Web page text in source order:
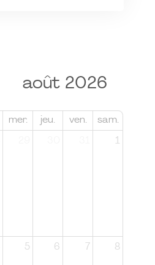
août 2026
mer. jeu. ven. sam.
1
5 6 7 8